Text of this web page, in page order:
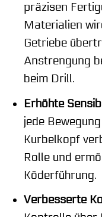
präzisen
Materialien
Getriebe
Anstrengung
beim Drill.
Erhöhte
jede
Kurbelkopf
Rolle und
Köderführung.
Verbesserte